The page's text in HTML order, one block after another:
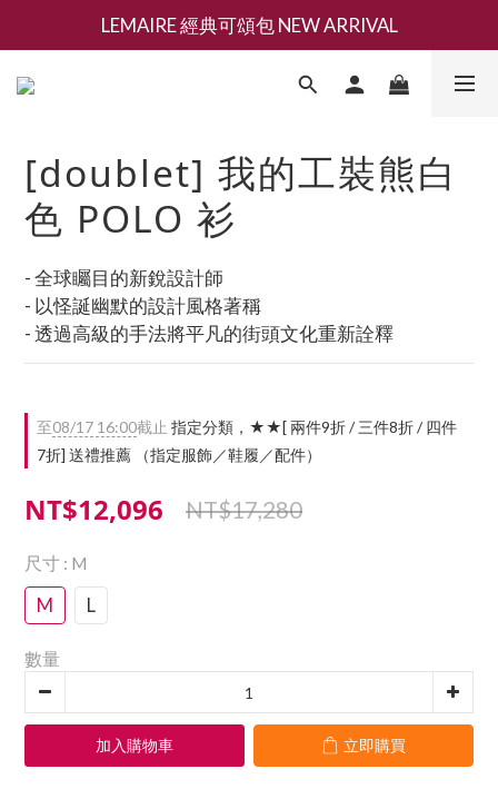
新會員募集現領抵用千元購物金
LEMAIRE 經典可頌包 NEW ARRIVAL
香氛 / 家居 / 餐廚 [ 全館折上兩件9折，三件享85折 】
[doublet] 我的工裝熊白
色 POLO 衫
- 全球矚目的新銳設計師
- 以怪誕幽默的設計風格著稱
- 透過高級的手法將平凡的街頭文化重新詮釋
至08/17 16:00截止 指定分類，★★[ 兩件9折 / 三件8折 / 四件
7折] 送禮推薦 （指定服飾／鞋履／配件）
NT$12,096 NT$17,280
尺寸 : M
M L
數量
加入購物車 立即購買